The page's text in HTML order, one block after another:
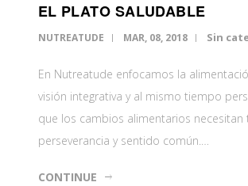
EL PLATO SALUDABLE
NUTREATUDE MAR, 08, 2018 Sin
En Nutreatude enfocamos la
visión integrativa y al mismo tiempo
que los cambios alimentarios necesitan
perseverancia y sentido común.…
CONTINUE